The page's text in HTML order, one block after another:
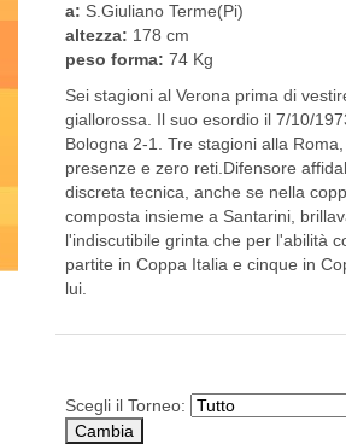
a: S.Giuliano Terme(Pi)
altezza: 178 cm
peso forma: 74 Kg
Sei stagioni al Verona prima di
giallorossa. Il suo esordio il 7/10/
Bologna 2-1. Tre stagioni alla
presenze e zero reti.Difensore
discreta tecnica, anche se nella
composta insieme a Santarini,
l'indiscutibile grinta che per l'abilità
partite in Coppa Italia e cinque in
lui.
Scegli il Torneo: